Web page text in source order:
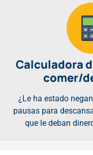
Calculadora
comer/
¿Le ha estado
pausas para
que le deban